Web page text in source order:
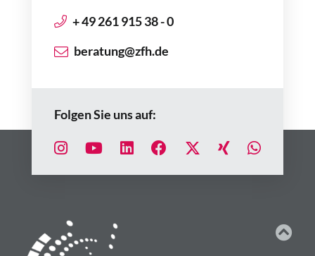
+ 49 261 915 38 - 0
beratung@zfh.de
Folgen Sie uns auf: